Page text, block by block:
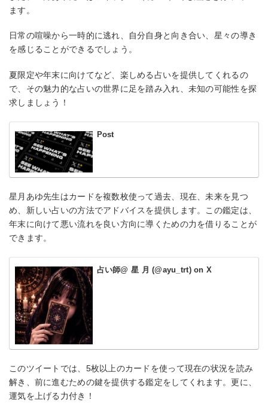
ます。
日常の喧噪から一時的に逃れ、自分自身と向き合い、星々の導き
を感じることができるでしょう。
夏限定や年末に向けてなど、楽しめる占いを提供してくれるの
で、その魅力的な占いの世界に足を踏み入れ、未知の可能性を探
求しましょう！
Post
星月あゆ先生はカードを複数枚使って過去、現在、未来を見つ
め、新しい占いの方法でアドバイスを提供します。この鑑定は、
年末に向けて悪い流れを良い方向に導くための力を借りることが
できます。
占い師@ 星 月 (@ayu_trt) on X
このツイートでは、5枚以上のカードを使って現在の状況を読み
解き、前に進むための鍵を提供する鑑定をしてくれます。更に、
運気を上げる力付き！